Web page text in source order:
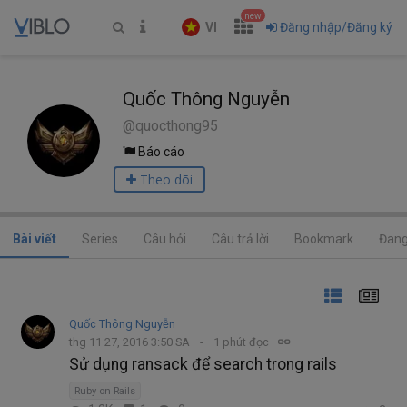
VI
new
Đăng nhập/Đăng ký
Quốc Thông Nguyễn
@quocthong95
Báo cáo
Theo dõi
Bài viết Series Câu hỏi Câu trả lời Bookmark
Quốc Thông Nguyễn
thg 11 27, 2016 3:50 SA
1 phút đọc
Sử dụng ransack để search trong rails
Ruby on Rails